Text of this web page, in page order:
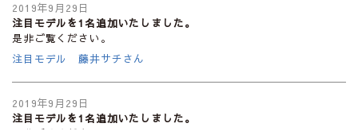
2019年9月29日
注目モデルを1名追加いたしました。
是非ご覧ください。
注目モデル 藤井サチさん
2019年9月29日
注目モデルを1名追加いたしました。